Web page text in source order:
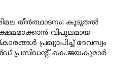
തീര്‍ത്ഥാടനം: കൂടുതല്‍
വിപുലമായ
പ്രഖ്യാപിച്ച് ദേവസ്വം
പ്രസിഡന്റ് കെ.ജയകുമാര്‍